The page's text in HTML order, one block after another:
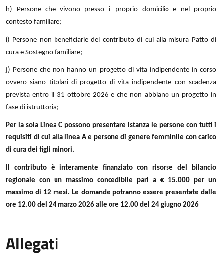
h) Persone che vivono presso il proprio domicilio e nel proprio
contesto familiare;
i) Persone non beneficiarie del contributo di cui alla misura Patto di
cura e Sostegno familiare;
j) Persone che non hanno un progetto di vita indipendente in corso
ovvero siano titolari di progetto di vita indipendente con scadenza
prevista entro il 31 ottobre 2026 e che non abbiano un progetto in
fase di istruttoria;
Per la sola Linea C possono presentare istanza le persone con tutti i
requisiti di cui alla linea A e persone di genere femminile con carico
di cura dei figli minori.
Il contributo è interamente finanziato con risorse del bilancio
regionale con un massimo concedibile pari a € 15.000 per un
massimo di 12 mesi.Le domande potranno essere presentate dalle
ore 12.00 del 24 marzo 2026 alle ore 12.00 del 24 giugno 2026
Allegati